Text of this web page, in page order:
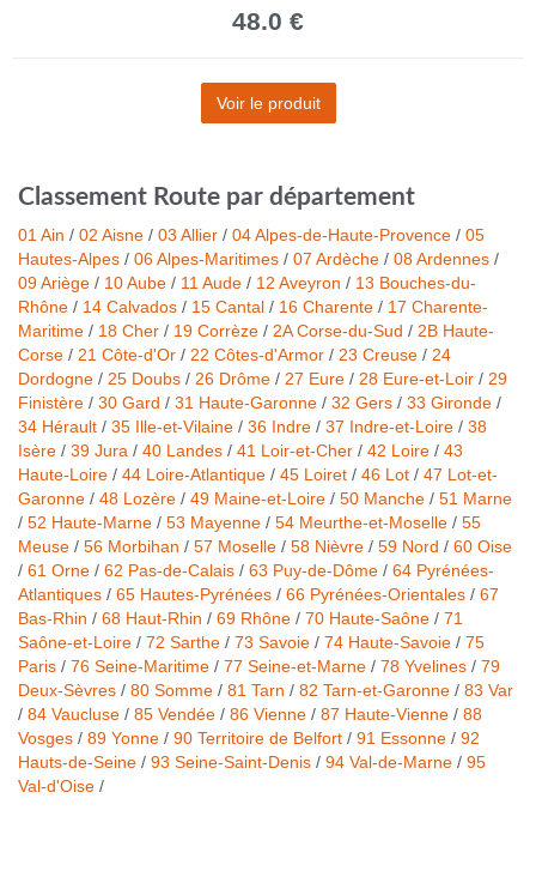
48.0 €
Voir le produit
Classement Route par département
01 Ain / 02 Aisne / 03 Allier / 04 Alpes-de-Haute-Provence / 05
Hautes-Alpes / 06 Alpes-Maritimes / 07 Ardèche / 08 Ardennes /
09 Ariège / 10 Aube / 11 Aude / 12 Aveyron / 13 Bouches-du-
Rhône / 14 Calvados / 15 Cantal / 16 Charente / 17 Charente-
Maritime / 18 Cher / 19 Corrèze / 2A Corse-du-Sud / 2B Haute-
Corse / 21 Côte-d'Or / 22 Côtes-d'Armor / 23 Creuse / 24
Dordogne / 25 Doubs / 26 Drôme / 27 Eure / 28 Eure-et-Loir / 29
Finistère / 30 Gard / 31 Haute-Garonne / 32 Gers / 33 Gironde /
34 Hérault / 35 Ille-et-Vilaine / 36 Indre / 37 Indre-et-Loire / 38
Isère / 39 Jura / 40 Landes / 41 Loir-et-Cher / 42 Loire / 43
Haute-Loire / 44 Loire-Atlantique / 45 Loiret / 46 Lot / 47 Lot-et-
Garonne / 48 Lozère / 49 Maine-et-Loire / 50 Manche / 51 Marne
/ 52 Haute-Marne / 53 Mayenne / 54 Meurthe-et-Moselle / 55
Meuse / 56 Morbihan / 57 Moselle / 58 Nièvre / 59 Nord / 60 Oise
/ 61 Orne / 62 Pas-de-Calais / 63 Puy-de-Dôme / 64 Pyrénées-
Atlantiques / 65 Hautes-Pyrénées / 66 Pyrénées-Orientales / 67
Bas-Rhin / 68 Haut-Rhin / 69 Rhône / 70 Haute-Saône / 71
Saône-et-Loire / 72 Sarthe / 73 Savoie / 74 Haute-Savoie / 75
Paris / 76 Seine-Maritime / 77 Seine-et-Marne / 78 Yvelines / 79
Deux-Sèvres / 80 Somme / 81 Tarn / 82 Tarn-et-Garonne / 83 Var
/ 84 Vaucluse / 85 Vendée / 86 Vienne / 87 Haute-Vienne / 88
Vosges / 89 Yonne / 90 Territoire de Belfort / 91 Essonne / 92
Hauts-de-Seine / 93 Seine-Saint-Denis / 94 Val-de-Marne / 95
Val-d'Oise /